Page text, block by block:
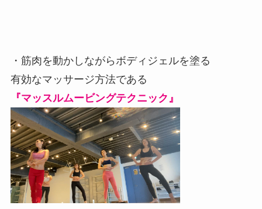
・筋肉を動かしながらボディジェルを塗る
有効なマッサージ方法である
『マッスルムービングテクニック』